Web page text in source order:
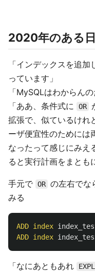
2020年のある
「インデックスを追
っています」
「MySQLはわからん
「ああ、条件式に
OR
拡張で、似ているけれ
ーザ便宜性のためには
なったって感じにみえ
ると実行計画をまとも
手元で OR の左右でな
みる
ADD index
ADD index
「なにあともあれ